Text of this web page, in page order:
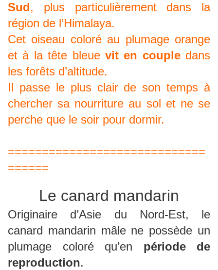
Sud, plus particulièrement dans la
région de l’Himalaya.
Cet oiseau coloré au plumage orange
et à la tête bleue vit en coupledans
les forêts d’altitude.
Il passe le plus clair de son temps à
chercher sa nourriture au sol et ne se
perche que le soir pour dormir.
=============================
======
Le canard mandarin
Originaire d’Asie du Nord-Est, le
canard mandarin mâle ne possède un
plumage coloré qu’en période de
reproduction.